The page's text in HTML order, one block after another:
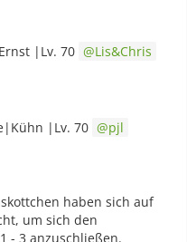
|Lv. 70 Lis&Chris
|Lv. 70 pjl
haben sich auf
um sich den
- 3 anzuschließen.